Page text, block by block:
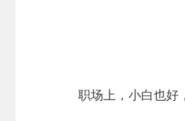
职场上，小白也好